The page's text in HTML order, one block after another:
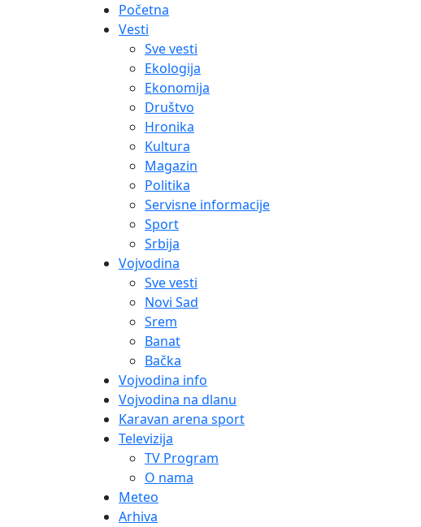
Početna
Vesti
Sve vesti
Ekologija
Ekonomija
Društvo
Hronika
Kultura
Magazin
Politika
Servisne informacije
Sport
Srbija
Vojvodina
Sve vesti
Novi Sad
Srem
Banat
Bačka
Vojvodina info
Vojvodina na dlanu
Karavan arena sport
Televizija
TV Program
O nama
Meteo
Arhiva